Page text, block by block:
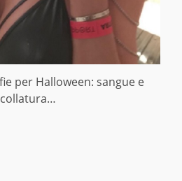
per Halloween: sangue e